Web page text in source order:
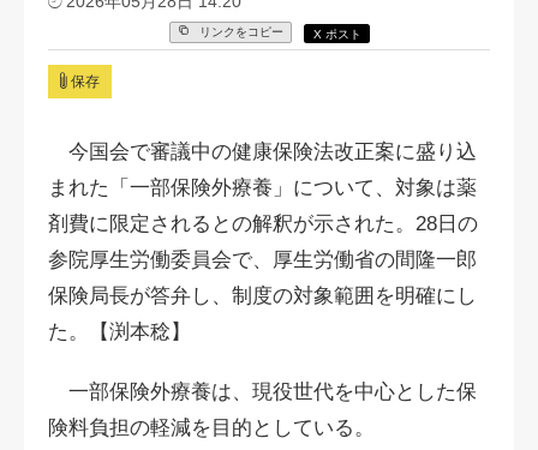
リンクをコピー X ポスト
保存
今国会で審議中の健康保険法改正案に盛り込
まれた「一部保険外療養」について、対象は薬
剤費に限定されるとの解釈が示された。28日の
参院厚生労働委員会で、厚生労働省の間隆一郎
保険局長が答弁し、制度の対象範囲を明確にし
た。【渕本稔】
一部保険外療養は、現役世代を中心とした保
険料負担の軽減を目的としている。